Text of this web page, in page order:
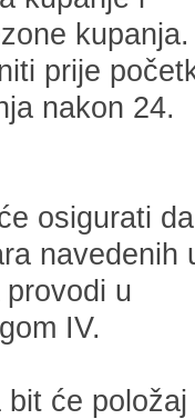
kupanja.
prije
nakon 24.
osigurati
navedenih
u
IV.
bit će položaj